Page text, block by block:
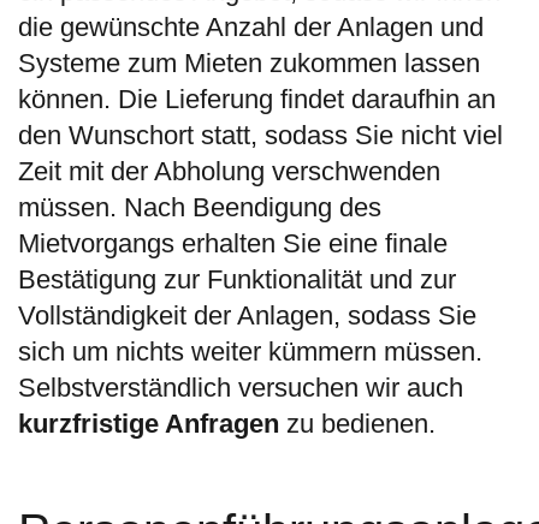
die gewünschte Anzahl der Anlagen und
Systeme zum Mieten zukommen lassen
können. Die Lieferung findet daraufhin an
den Wunschort statt, sodass Sie nicht viel
Zeit mit der Abholung verschwenden
müssen. Nach Beendigung des
Mietvorgangs erhalten Sie eine finale
Bestätigung zur Funktionalität und zur
Vollständigkeit der Anlagen, sodass Sie
sich um nichts weiter kümmern müssen.
Selbstverständlich versuchen wir auch
kurzfristige Anfragen zu bedienen.